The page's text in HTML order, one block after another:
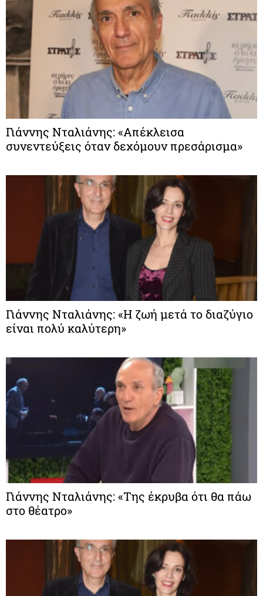
Γιάννης Νταλιάνης: «Απέκλεισα
συνεντεύξεις όταν δεχόμουν πρεσάρισμα»
Γιάννης Νταλιάνης: «Η ζωή μετά το διαζύγιο
είναι πολύ καλύτερη»
Γιάννης Νταλιάνης: «Της έκρυβα ότι θα πάω
στο θέατρο»